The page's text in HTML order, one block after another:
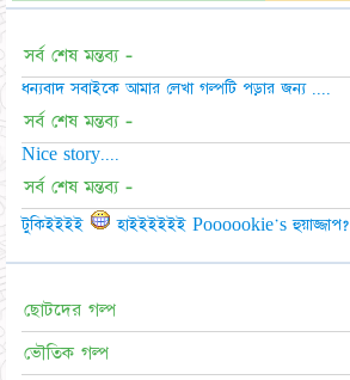
সর্ব শেষ মন্তব্য -
ধন্যবাদ সবাইকে আমার লেখা গল্পটি পড়ার জন্য ....
সর্ব শেষ মন্তব্য -
Nice story....
সর্ব শেষ মন্তব্য -
টুকিইইইই হাইইইইইই Poooookie's হুয়াজ্জাপ?
ছোটদের গল্প
ভৌতিক গল্প